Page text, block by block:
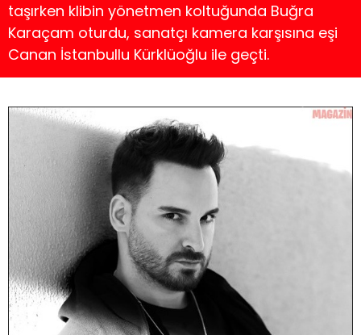
taşırken klibin yönetmen koltuğunda Buğra
Karaçam oturdu, sanatçı kamera karşısına eşi
Canan İstanbullu Kürklüoğlu ile geçti.